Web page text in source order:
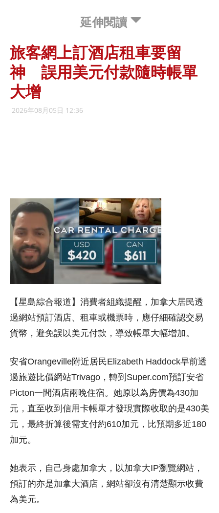
延伸閱讀
旅客網上訂酒店租車要留
神 誤用美元付款隨時帳單
大增
2026年08月05日 12:36
【星島綜合報道】消費者組織提醒，加拿大居民透
過網站預訂酒店、租車或機票時，應仔細確認交易
貨幣，避免誤以美元付款，導致帳單大幅增加。
安省Orangeville附近居民Elizabeth Haddock早前透
過旅遊比價網站Trivago，轉到Super.com預訂安省
Picton一間酒店兩晚住宿。她原以為房價為430加
元，直至收到信用卡帳單才發現實際收取的是430美
元，最終折算後需支付約610加元，比預期多近180
加元。
她表示，自己身處加拿大，以加拿大IP瀏覽網站，
預訂的亦是加拿大酒店，網站卻沒有清楚顯示收費
為美元。